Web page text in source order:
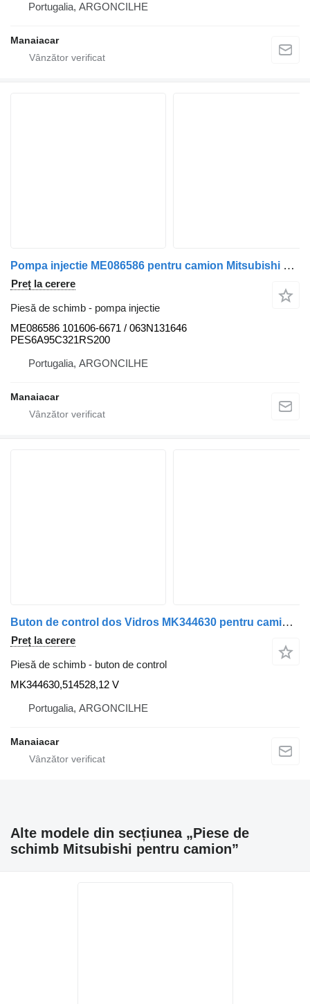
Portugalia, ARGONCILHE
Manaiacar
Pompa injectie ME086586 pentru camion Mitsubishi Canter FB7, FB8, FE7, FE8
Preț la cerere
Piesă de schimb - pompa injectie
ME086586 101606-6671 / 063N131646
PES6A95C321RS200
Portugalia, ARGONCILHE
Manaiacar
Buton de control dos Vidros MK344630 pentru camion Mitsubishi Canter FB7, FB8, FE7, FE8 7.Generation
Preț la cerere
Piesă de schimb - buton de control
MK344630,514528,12 V
Portugalia, ARGONCILHE
Manaiacar
Alte modele din secțiunea „Piese de
schimb Mitsubishi pentru camion”